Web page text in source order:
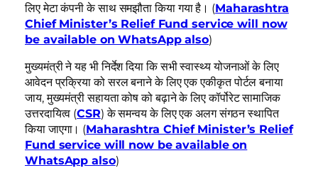
लिए मेटा कंपनी के साथ समझौता किया गया है। (Maharashtra
Chief Minister’s Relief Fund service will now
be available on WhatsApp also)
मुख्यमंत्री ने यह भी निर्देश दिया कि सभी स्वास्थ्य योजनाओं के लिए
आवेदन प्रक्रिया को सरल बनाने के लिए एक एकीकृत पोर्टल बनाया
जाय, मुख्यमंत्री सहायता कोष को बढ़ाने के लिए कॉर्पोरेट सामाजिक
उत्तरदायित्व (CSR) के समन्वय के लिए एक अलग संगठन स्थापित
किया जाएगा। (Maharashtra Chief Minister’s Relief
Fund service will now be available on
WhatsApp also)